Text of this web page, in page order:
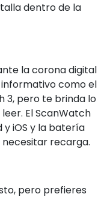
dentro de la
la corona digital
como el
3, pero te brinda lo
El ScanWatch
iOS y la batería
recarga.
pero prefieres